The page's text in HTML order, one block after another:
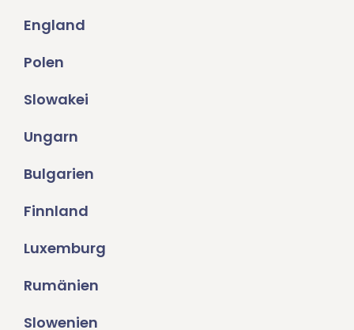
England
Polen
Slowakei
Ungarn
Bulgarien
Finnland
Luxemburg
Rumänien
Slowenien